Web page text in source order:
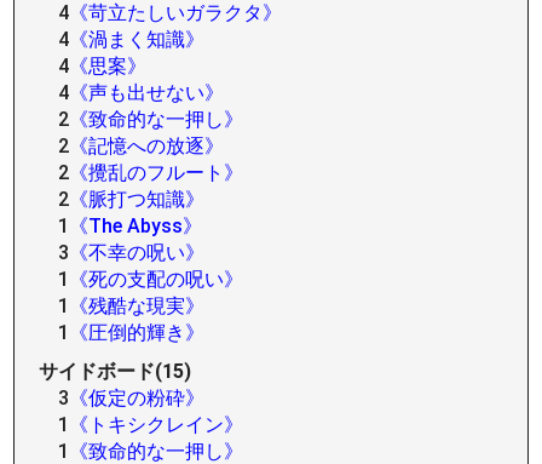
4 《苛立たしいガラクタ》
4 《渦まく知識》
4 《思案》
4 《声も出せない》
2 《致命的な一押し》
2 《記憶への放逐》
2 《攪乱のフルート》
2 《脈打つ知識》
1
《The Abyss》
3 《不幸の呪い》
1
《死の支配の呪い》
1
《残酷な現実》
1
《圧倒的輝き》
サイドボード(15)
3 《仮定の粉砕》
1
《トキシクレイン》
1
《致命的な一押し》